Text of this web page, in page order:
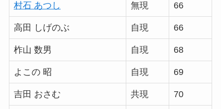
村石 あつし 無現 66
高田 しげのぶ 自現 66
柞山 数男 自現 68
よこの 昭 自現 69
吉田 おさむ 共現 70